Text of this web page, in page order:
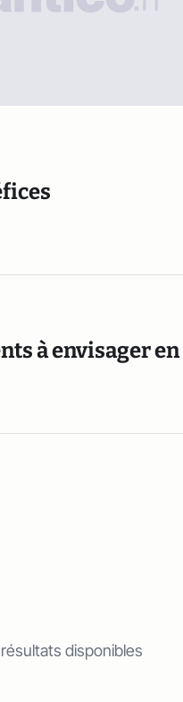
à envisager en
disponibles